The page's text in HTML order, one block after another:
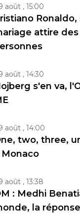
août , 15:00
attire
août , 14:30
s'en va,
août , 14:00
two, three,
Monaco
août , 13:38
: Medhi
la